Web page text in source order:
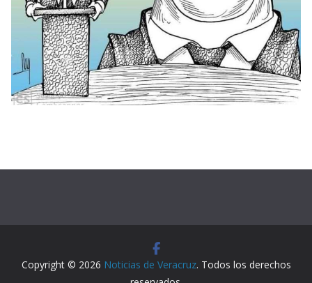
Copyright © 2026 Noticias de Veracruz. Todos los derechos